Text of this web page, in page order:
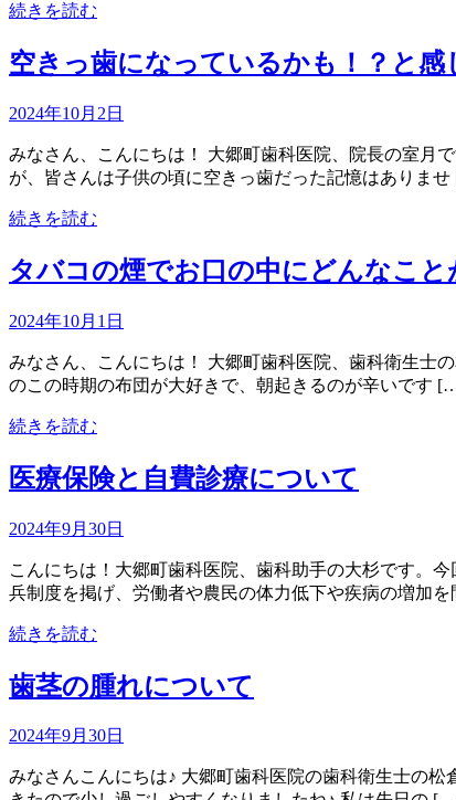
続きを読む
空きっ歯になっているかも！？と感
2024年10月2日
みなさん、こんにちは！ 大郷町歯科医院、院長の室月
が、皆さんは子供の頃に空きっ歯だった記憶はありま
続きを読む
タバコの煙でお口の中にどんなこと
2024年10月1日
みなさん、こんにちは！ 大郷町歯科医院、歯科衛生士
のこの時期の布団が大好きで、朝起きるのが辛いです
続きを読む
医療保険と自費診療について
2024年9月30日
こんにちは！大郷町歯科医院、歯科助手の大杉です。
兵制度を掲げ、労働者や農民の体力低下や疾病の増加
続きを読む
歯茎の腫れについて
2024年9月30日
みなさんこんにちは♪ 大郷町歯科医院の歯科衛生士の